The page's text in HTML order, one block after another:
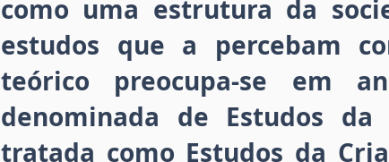
como uma estrutura da
estudos que a percebam
teórico preocupa-se em
denominada de Estudos
tratada como Estudos da